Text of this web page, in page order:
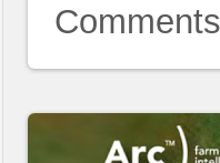
Comments